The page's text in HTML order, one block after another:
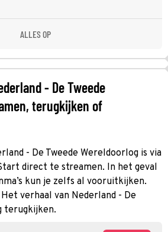
ALLES OP
- De Tweede
terugkijken of
- De Tweede Wereldoorlog is via
direct te streamen. In het geval
kun je zelfs al vooruitkijken.
verhaal van Nederland - De
terugkijken.